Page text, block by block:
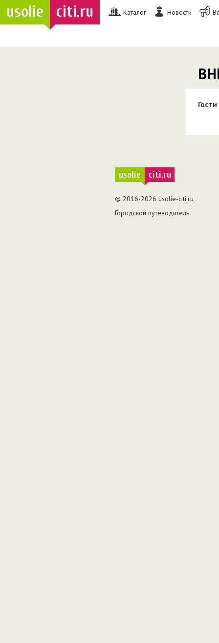
usolie citi.ru Каталог Новости
Гости
usolie citi.ru
© 2016-2026 usolie-citi.ru
Городской путеводитель